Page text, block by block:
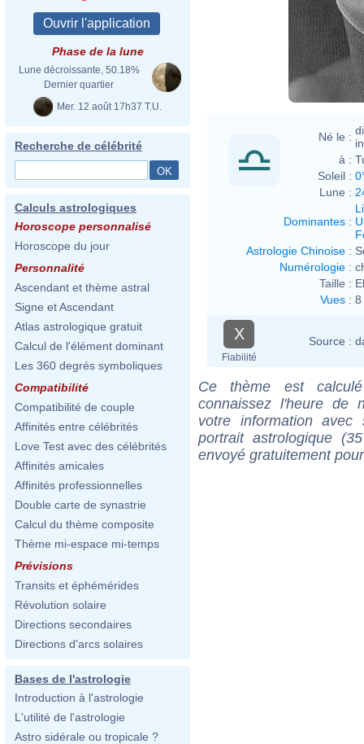
Phase de la lune
Lune décroissante, 50.18%
Dernier quartier
Mer. 12 août 17h37 T.U.
Recherche de célébrité
Calculs astrologiques
Horoscope personnalisé
Horoscope du jour
Personnalité
Ascendant et thème astral
Signe et Ascendant
Atlas astrologique gratuit
Calcul de l'élément dominant
Les 360 degrés symboliques
Compatibilité
Compatibilité de couple
Affinités entre célébrités
Love Test avec des célébrités
Affinités amicales
Affinités professionnelles
Double carte de synastrie
Calcul du thème composite
Thème mi-espace mi-temps
Prévisions
Transits et éphémérides
Révolution solaire
Directions secondaires
Directions d'arcs solaires
Bases de l'astrologie
Introduction à l'astrologie
L'utilité de l'astrologie
Astro sidérale ou tropicale ?
Né le :
à :
Soleil :
Lune :
Dominantes :
Astrologie Chinoise :
Numérologie :
Taille :
Vues : 8
X
Fiabilité
Source :
Ce thème est
connaissez l'heure de
votre information
portrait astrologique
envoyé gratuitement